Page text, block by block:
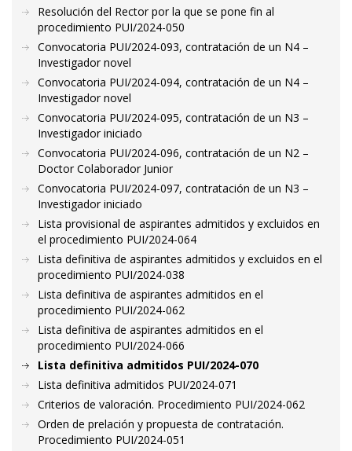
Resolución del Rector por la que se pone fin al
procedimiento PUI/2024-050
Convocatoria PUI/2024-093, contratación de un N4 –
Investigador novel
Convocatoria PUI/2024-094, contratación de un N4 –
Investigador novel
Convocatoria PUI/2024-095, contratación de un N3 –
Investigador iniciado
Convocatoria PUI/2024-096, contratación de un N2 –
Doctor Colaborador Junior
Convocatoria PUI/2024-097, contratación de un N3 –
Investigador iniciado
Lista provisional de aspirantes admitidos y excluidos en
el procedimiento PUI/2024-064
Lista definitiva de aspirantes admitidos y excluidos en el
procedimiento PUI/2024-038
Lista definitiva de aspirantes admitidos en el
procedimiento PUI/2024-062
Lista definitiva de aspirantes admitidos en el
procedimiento PUI/2024-066
Lista definitiva admitidos PUI/2024-070
Lista definitiva admitidos PUI/2024-071
Criterios de valoración. Procedimiento PUI/2024-062
Orden de prelación y propuesta de contratación.
Procedimiento PUI/2024-051